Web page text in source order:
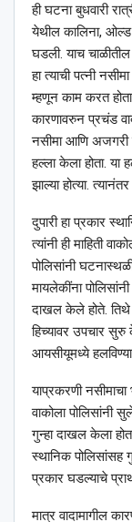
ही घटना बुधवारी
येथील कालिना, ओल्ड
घडली. याच
हा त्याची पत्नी
म्हणून काम करत
कारणावरुन प्रचंड
नसीमा आणि अजगरी
हल्ला केला होता. या
झाल्या होत्या.
दुपारी हा प्रकार
त्यांनी ही माहिती
पोलिसांनी
मायलेकींना
दाखल केले होते. तिथे
हिच्यावर उपचार
आयसीयूमध्ये
याप्रकरणी नसीमाचा
वाकोला पोलिसांनी
गुन्हा दाखल केला
स्थानिक
प्रकार घडल्याचे
मात्र वादामागील